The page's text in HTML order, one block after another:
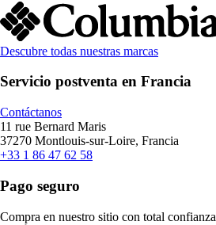
Descubre todas nuestras marcas
Servicio postventa en Francia
Contáctanos
11 rue Bernard Maris
37270 Montlouis-sur-Loire, Francia
+33 1 86 47 62 58
Pago seguro
Compra en nuestro sitio con total confianza